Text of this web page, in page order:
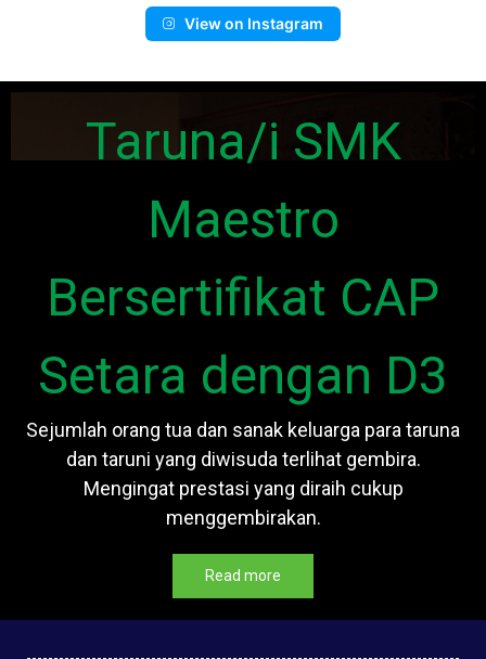
View on Instagram
Taruna/i SMK
Maestro
Bersertifikat CAP
Setara dengan D3
Sejumlah orang tua dan sanak keluarga para taruna
dan taruni yang diwisuda terlihat gembira.
Mengingat prestasi yang diraih cukup
menggembirakan.
Read more